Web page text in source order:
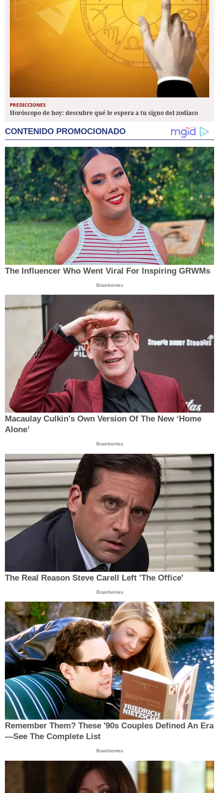
PREDICCIONES
Horóscopo de hoy: descubre qué le espera a tu signo del zodiaco
CONTENIDO PROMOCIONADO
The Influencer Who Went Viral For Inspiring GRWMs
Brainberries
Macaulay Culkin's Own Version Of The New ‘Home
Alone’
Brainberries
The Real Reason Steve Carell Left 'The Office'
Brainberries
Remember Them? These '90s Couples Defined An Era
—See The Complete List
Brainberries